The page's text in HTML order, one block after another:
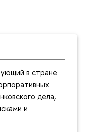
в стране
дела,
и